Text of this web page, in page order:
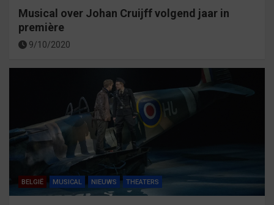
Musical over Johan Cruijff volgend jaar in
première
9/10/2020
BELGIË MUSICAL NIEUWS THEATERS